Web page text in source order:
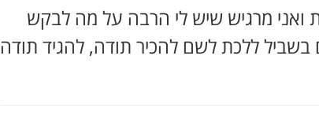
ואני מרגיש שיש לי הרבה על מה לבקש
בשביל ללכת לשם להכיר תודה, להגיד תודה